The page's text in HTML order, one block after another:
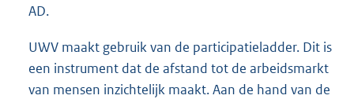
AD.
UWV maakt gebruik van de participatieladder. Dit is
een instrument dat de afstand tot de arbeidsmarkt
van mensen inzichtelijk maakt. Aan de hand van de